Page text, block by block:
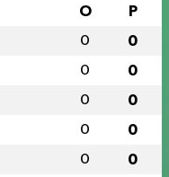
O P
0 0
0 0
0 0
0 0
0 0